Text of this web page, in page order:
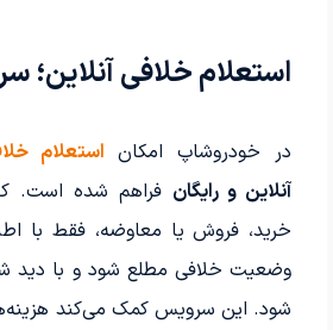
استعلام خلافی آنلاین؛
در خودروشاپ امکان استعلام
آنلاین و رایگان فراهم شده است.
خرید، فروش یا معاوضه، فقط با
وضعیت خلافی مطلع شود و با دید
شود. این سرویس کمک می‌کند